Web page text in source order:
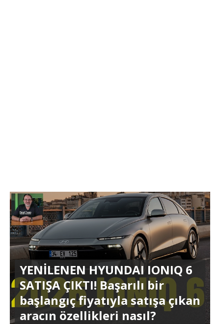
YENİLENEN HYUNDAI IONIQ 6
SATIŞA ÇIKTI! Başarılı bir
başlangıç fiyatıyla satışa çıkan
aracın özellikleri nasıl?